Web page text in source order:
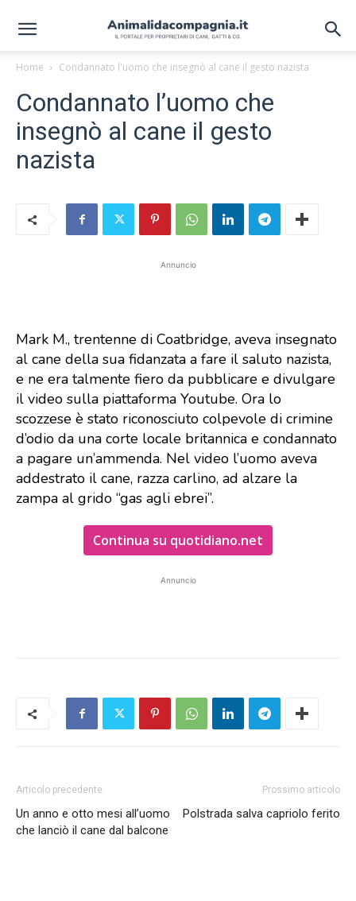
Home Condannato l'uomo che insegnò al cane il gesto nazista
Condannato l’uomo che
insegnò al cane il gesto
nazista
Annuncio
Mark M., trentenne di Coatbridge, aveva insegnato
al cane della sua fidanzata a fare il saluto nazista,
e ne era talmente fiero da pubblicare e divulgare
il video sulla piattaforma Youtube. Ora lo
scozzese è stato riconosciuto colpevole di crimine
d’odio da una corte locale britannica e condannato
a pagare un’ammenda. Nel video l’uomo aveva
addestrato il cane, razza carlino, ad alzare la
zampa al grido “gas agli ebrei”.
Continua su quotidiano.net
Annuncio
Articolo precedente
Un anno e otto mesi all’uomo
che lanciò il cane dal balcone
Prossimo articolo
Polstrada salva capriolo ferito